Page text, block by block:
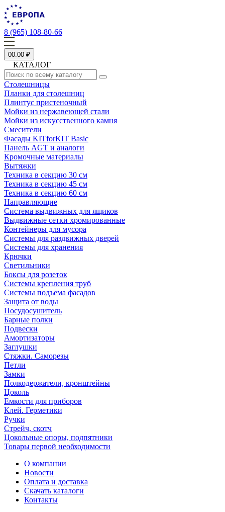
8 (965) 108-80-66
00.00 ₽
КАТАЛОГ
Столешницы
Планки для столешниц
Плинтус пристеночный
Мойки из нержавеющей стали
Мойки из искусственного камня
Смесители
Фасады KITforKIT Basic
Панель AGT и аналоги
Кромочные материалы
Вытяжки
Техника в секцию 30 см
Техника в секцию 45 см
Техника в секцию 60 см
Направляющие
Система выдвижных для ящиков
Выдвижные сетки хромированные
Контейнеры для мусора
Системы для раздвижных дверей
Системы для хранения
Крючки
Светильники
Боксы для розеток
Системы крепления труб
Системы подъема фасадов
Защита от воды
Посудосушитель
Барные полки
Подвески
Амортизаторы
Заглушки
Стяжки. Саморезы
Петли
Замки
Полкодержатели, кронштейны
Цоколь
Емкости для приборов
Клей. Герметики
Ручки
Стрейч, скотч
Цокольные опоры, подпятники
Товары первой необходимости
О компании
Новости
Оплата и доставка
Скачать каталоги
Контакты